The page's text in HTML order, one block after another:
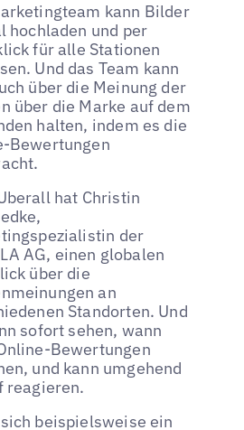
kann Bilder
hochladen und per
für alle Stationen
Und das Team kann
über die Meinung der
über die Marke auf dem
halten, indem es die
Bewertungen
hat Christin
der
AG, einen globalen
über die
an
Standorten. Und
sofort sehen, wann
Bewertungen
und kann umgehend
reagieren.
beispielsweise ein